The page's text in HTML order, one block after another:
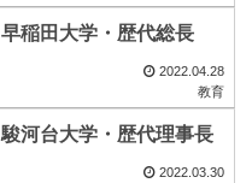
早稲田大学・歴代総長
2022.04.28
教育
駿河台大学・歴代理事長
2022.03.30